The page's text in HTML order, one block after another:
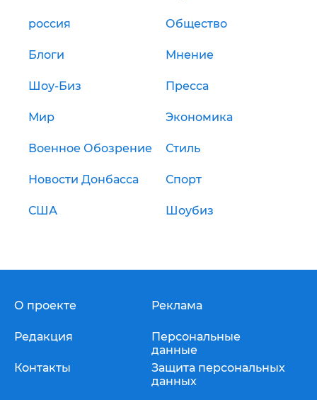
россия Общество
Блоги Мнение
Шоу-Биз Пресса
Мир Экономика
Военное Обозрение Стиль
Новости Донбасса Спорт
США Шоубиз
О проекте
Редакция
Контакты
Реклама
Персональные
данные
Защита персональных
данных